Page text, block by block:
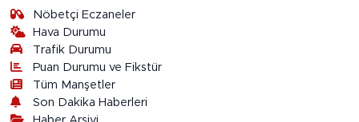
Nöbetçi Eczaneler
Hava Durumu
Trafik Durumu
Puan Durumu ve Fikstür
Tüm Manşetler
Son Dakika Haberleri
Haber Arşivi